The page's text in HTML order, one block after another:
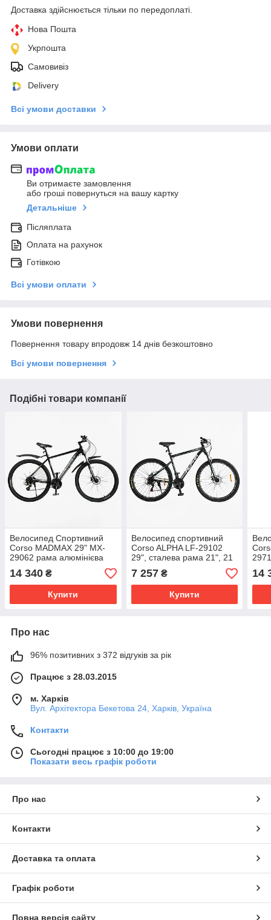
Доставка здійснюється тільки по передоплаті.
Нова Пошта
Укрпошта
Самовивіз
Delivery
Всі умови доставки
Умови оплати
Ви отримаєте замовлення
або гроші повернуться на вашу картку
Детальніше
Післяплата
Оплата на рахунок
Готівкою
Всі умови оплати
Умови повернення
Повернення товару впродовж 14 днів безкоштовно
Всі умови повернення
Подібні товари компанії
Велосипед Спортивний
Corso MADMAX 29" MX-
29062 рама алюмінієва
19``, гідравлічні гальма
Shimano, обладнання
Shimano Altus 24 швидк
14 340 ₴
Купити
Велосипед спортивний
Corso ALPHA LF-29102
29", сталева рама 21", 21
швидкість, Shimano,
дискові гальма
7 257₴
Купити
14
Про нас
96% позитивних з 372 відгуків за рік
Працює з 28.03.2015
м. Харків
Вул. Архітектора Бекетова 24, Харків, Україна
Контакти
Сьогодні працює з 10:00 до 19:00
Показати весь графік роботи
Про нас
Контакти
Доставка та оплата
Графік роботи
Повна версія сайту